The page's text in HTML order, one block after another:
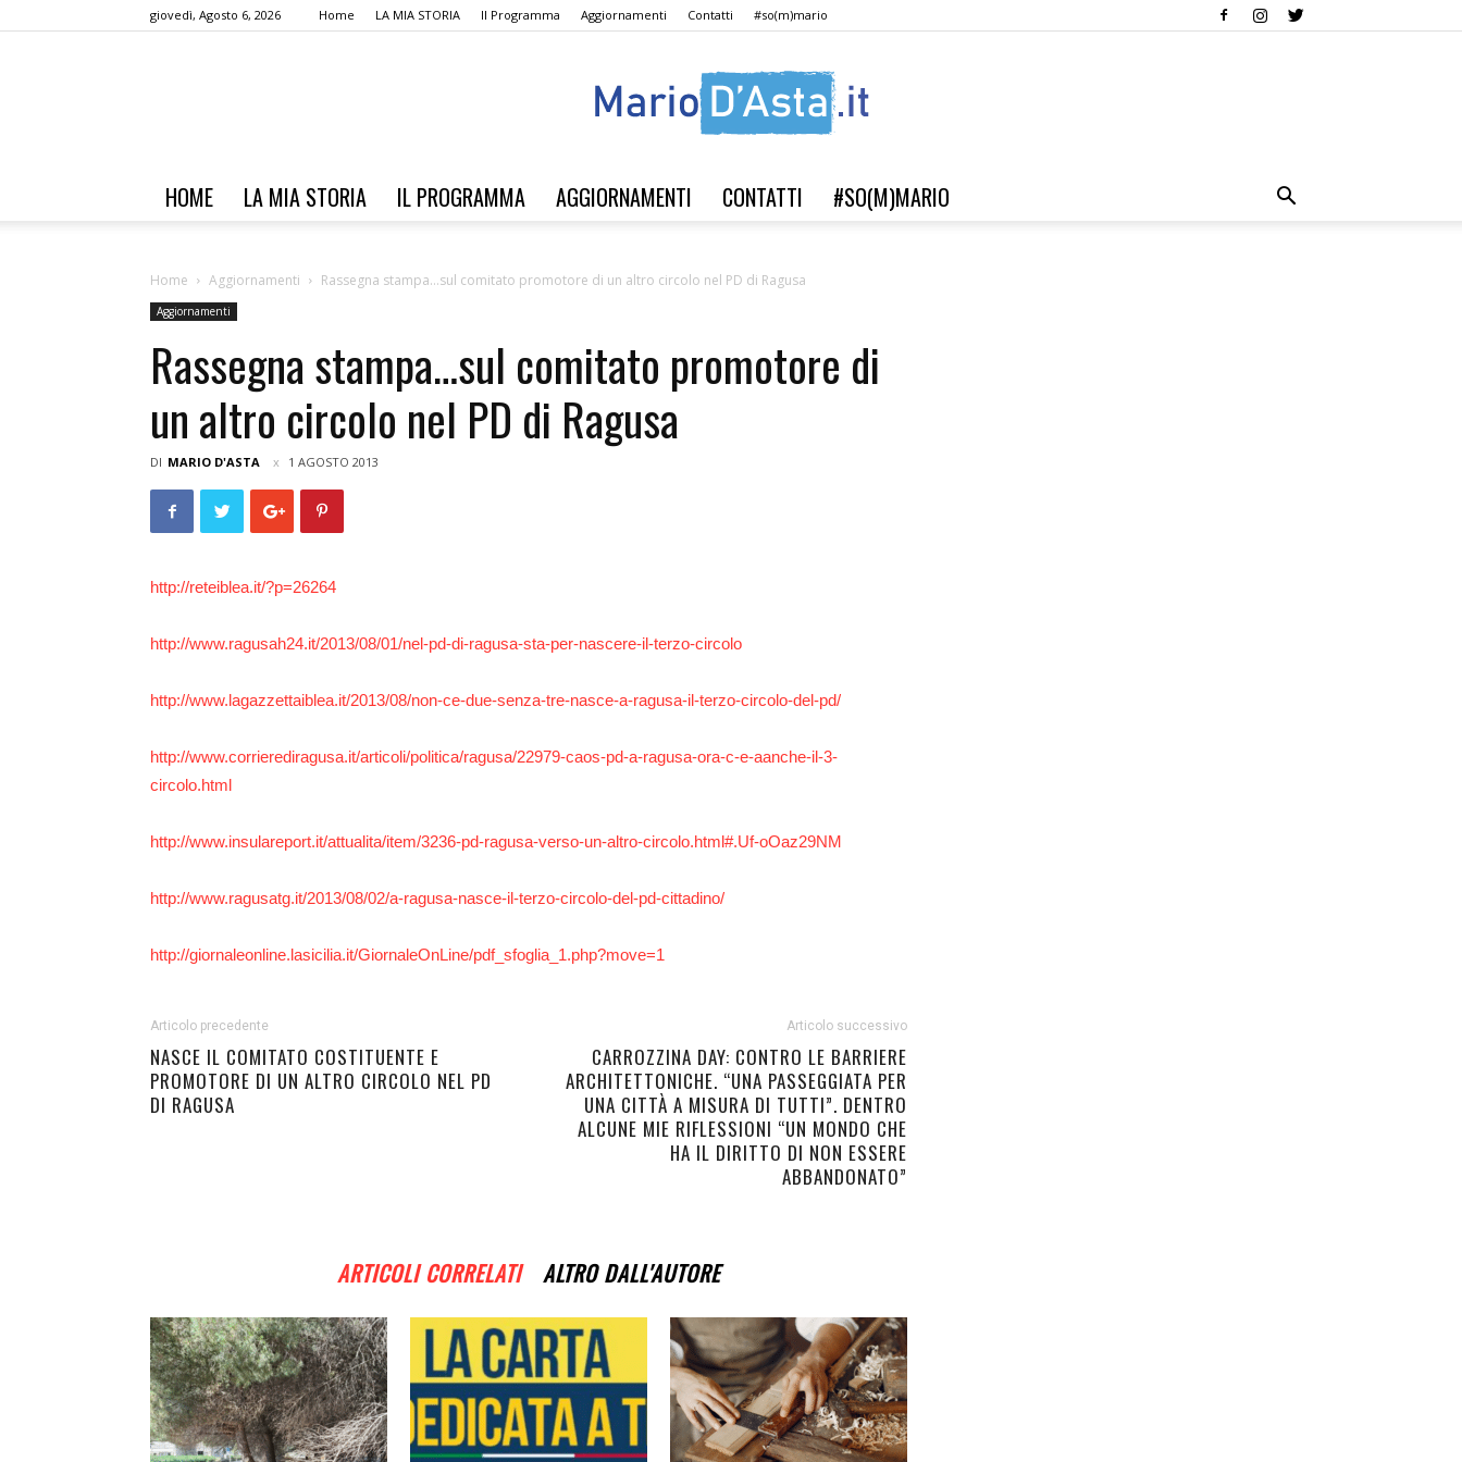
giovedì, Agosto 6, 2026 Home LA MIA STORIA Il Programma Aggiornamenti Contatti #so(m)mario
il
HOME LA MIA STORIA IL PROGRAMMA AGGIORNAMENTI CONTATTI #SO(M)MARIO
Home Aggiornamenti Rassegna stampa…sul comitato promotore di un altro circolo nel PD di Ragusa
Aggiornamenti
Rassegna stampa…sul comitato promotore di
un altro circolo nel PD di Ragusa
DI MARIO D'ASTA 1 AGOSTO 2013
http://reteiblea.it/?p=26264
http://www.ragusah24.it/2013/08/01/nel-pd-di-ragusa-sta-per-nascere-il-terzo-circolo
http://www.lagazzettaiblea.it/2013/08/non-ce-due-senza-tre-nasce-a-ragusa-il-terzo-circolo-del-pd/
http://www.corrierediragusa.it/articoli/politica/ragusa/22979-caos-pd-a-ragusa-ora-c-e-aanche-il-3-
circolo.html
http://www.insulareport.it/attualita/item/3236-pd-ragusa-verso-un-altro-circolo.html#.Uf-oOaz29NM
http://www.ragusatg.it/2013/08/02/a-ragusa-nasce-il-terzo-circolo-del-pd-cittadino/
http://giornaleonline.lasicilia.it/GiornaleOnLine/pdf_sfoglia_1.php?move=1
Articolo precedente
NASCE IL COMITATO COSTITUENTE E
PROMOTORE DI UN ALTRO CIRCOLO NEL PD
DI RAGUSA
Articolo successivo
CARROZZINA DAY: CONTRO LE BARRIERE
ARCHITETTONICHE. “UNA PASSEGGIATA PER
UNA CITTÀ A MISURA DI TUTTI”. DENTRO
ALCUNE MIE RIFLESSIONI “UN MONDO CHE
HA IL DIRITTO DI NON ESSERE
ABBANDONATO”
ARTICOLI CORRELATI ALTRO DALL'AUTORE